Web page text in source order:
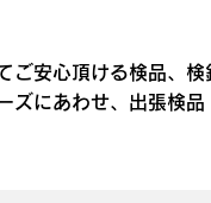
ご安心頂ける検品、
ズにあわせ、出張検